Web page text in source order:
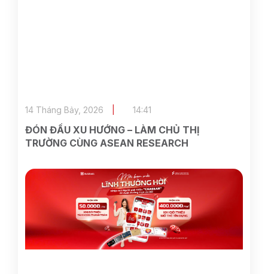
ĐÓN ĐẦU XU HƯỚNG – LÀM CHỦ THỊ
TRƯỜNG CÙNG ASEAN RESEARCH
14 Tháng Bảy, 2026 14:41